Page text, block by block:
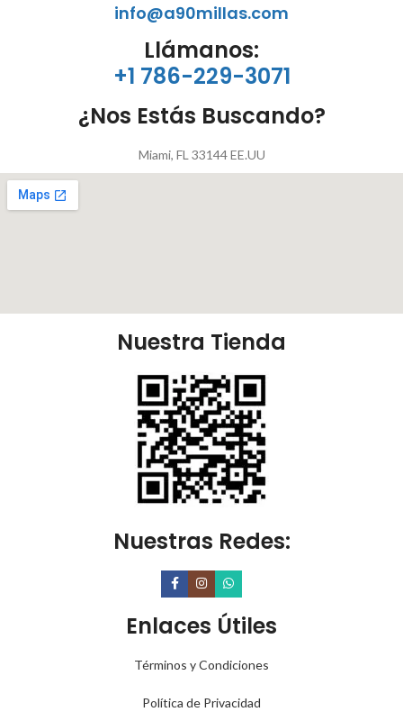
info@a90millas.com
Llámanos:
+1 786-229-3071
¿Nos Estás Buscando?
Miami, FL 33144 EE.UU
Nuestra Tienda
Nuestras Redes:
Enlaces Útiles
Términos y Condiciones
Política de Privacidad